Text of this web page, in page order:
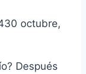
30 octubre,
Después